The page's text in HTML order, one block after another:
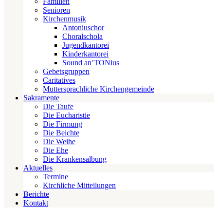
Senioren
Kirchenmusik
Antoniuschor
Choralschola
Jugendkantorei
Kinderkantorei
Sound an’TONius
Gebetsgruppen
Caritatives
Muttersprachliche Kirchengemeinde
Sakramente
Die Taufe
Die Eucharistie
Die Firmung
Die Beichte
Die Weihe
Die Ehe
Die Krankensalbung
Aktuelles
Termine
Kirchliche Mitteilungen
Berichte
Kontakt